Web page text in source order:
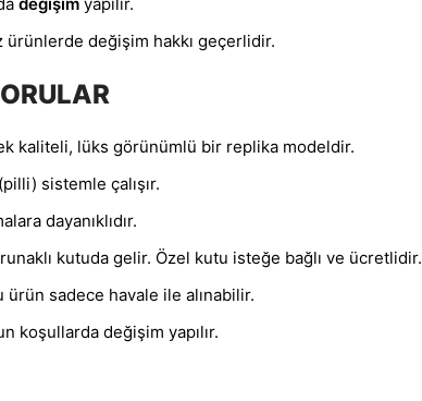
ürünlerde değişim hakkı geçerlidir.
kaliteli, lüks görünümlü bir replika modeldir.
sistemle çalışır.
dayanıklıdır.
kutuda gelir. Özel kutu isteğe bağlı ve ücretlidir.
ürün sadece havale ile alınabilir.
koşullarda değişim yapılır.